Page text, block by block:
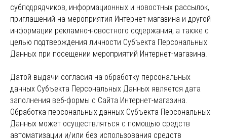
субподрядчиков, информационных и новостных рассылок,
приглашений на мероприятия Интернет-магазина и другой
информации рекламно-новостного содержания, а также с
целью подтверждения личности Субъекта Персональных
Данных при посещении мероприятий Интернет-магазина.
Датой выдачи согласия на обработку персональных
данных Субъекта Персональных Данных является дата
заполнения веб-формы с Сайта Интернет-магазина.
Обработка персональных данных Субъекта Персональных
Данных может осуществляться с помощью средств
автоматизации и/или без использования средств